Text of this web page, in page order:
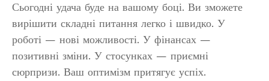
Сьогодні удача буде на вашому боці. Ви зможете
вирішити складні питання легко і швидко. У
роботі — нові можливості. У фінансах —
позитивні зміни. У стосунках — приємні
сюрпризи. Ваш оптимізм притягує успіх.